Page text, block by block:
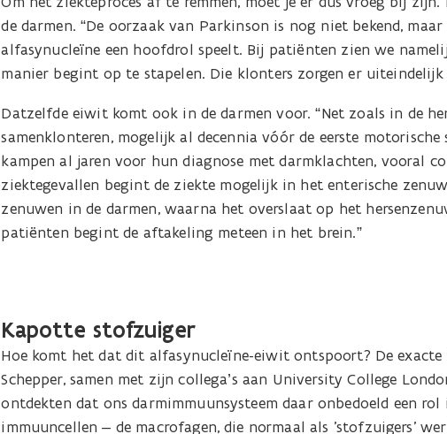
de darmen. “De oorzaak van Parkinson is nog niet bekend,
alfasynucleïne een hoofdrol speelt. Bij patiënten zien we
manier begint op te stapelen. Die klonters zorgen er
Datzelfde eiwit komt ook in de darmen voor. “Net zoals in de
samenklonteren, mogelijk al decennia vóór de eerste
kampen al jaren voor hun diagnose met darmklachten, vooral
ziektegevallen begint de ziekte mogelijk in het enterische
zenuwen in de darmen, waarna het overslaat op het
patiënten begint de aftakeling meteen in het brein.”
Kapotte stofzuiger
Hoe komt het dat dit alfasynucleïne-eiwit ontspoort? De exacte
Schepper, samen met zijn collega’s aan University College
ontdekten dat ons darmimmuunsysteem daar onbedoeld een rol
immuuncellen – de macrofagen, die normaal als 'stofzuigers'